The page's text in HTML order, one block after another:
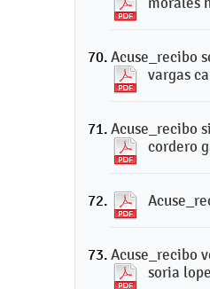
Acuse_recibo
vargas
Acuse_recibo
cordero
Acuse_recibo
soria